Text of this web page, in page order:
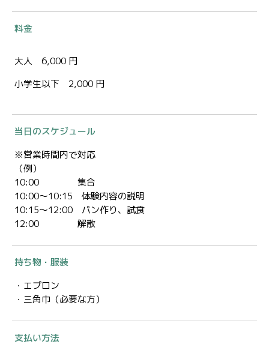
料金
大人 6,000 円
小学生以下 2,000 円
当日のスケジュール
※営業時間内で対応
（例）
10:00 集合
10:00～10:15 体験内容の説明
10:15～12:00 パン作り、試食
12:00 解散
持ち物・服装
・エプロン
・三角巾（必要な方）
支払い方法